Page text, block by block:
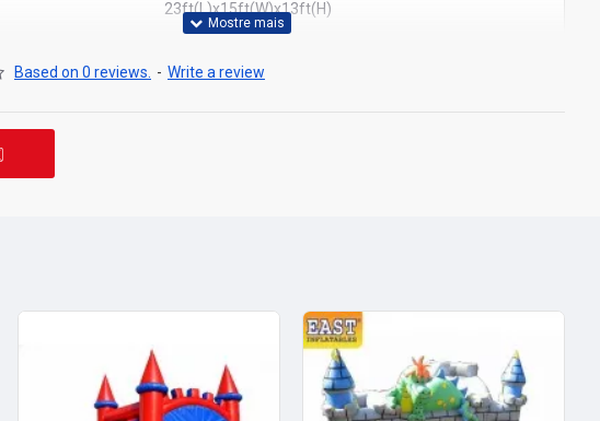
23ft(L)x15ft(W)x13ft(H)
Based on 0 reviews. - Write a review